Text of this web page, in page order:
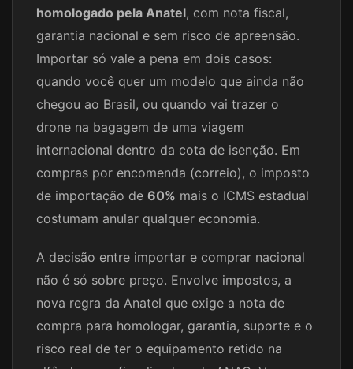
homologado pela Anatel, com nota fiscal,
garantia nacional e sem risco de apreensão.
Importar só vale a pena em dois casos:
quando você quer um modelo que ainda não
chegou ao Brasil, ou quando vai trazer o
drone na bagagem de uma viagem
internacional dentro da cota de isenção. Em
compras por encomenda (correio), o imposto
de importação de 60% mais o ICMS estadual
costumam anular qualquer economia.
A decisão entre importar e comprar nacional
não é só sobre preço. Envolve impostos, a
nova regra da Anatel que exige a nota de
compra para homologar, garantia, suporte e o
risco real de ter o equipamento retido na